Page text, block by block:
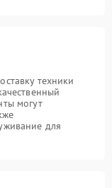
техники
могут
для